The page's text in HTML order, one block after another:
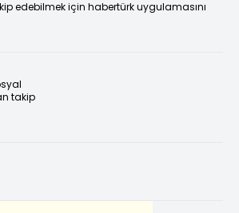
edebilmek için habertürk uygulamasını
takip